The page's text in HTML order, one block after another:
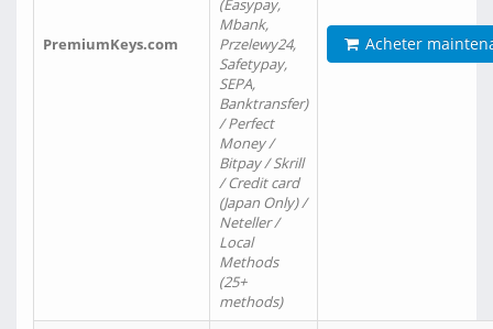
PremiumKeys.com
(Easypay,
Mbank,
Przelewy24,
Safetypay,
SEPA,
Banktransfer)
/ Perfect
Money /
Bitpay / Skrill
/ Credit card
(Japan Only) /
Neteller /
Local
Methods
(25+
methods)
Acheter